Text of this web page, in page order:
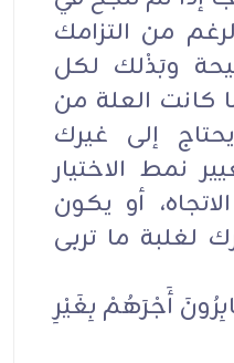
من التزامك
وبَذْلك لكل
كانت العلة من
إلى غيرك
نمط الاختيار
أو يكون
لغلبة ما تربى
أَجْرَهُمْ بِغَيْرِ